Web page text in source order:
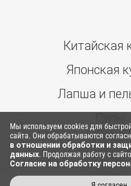
Китайская
Японская
Лапша и
Ким
Соусы
Мы используем cookies для
сайта. Они обрабатываются
в отношении обработки и
данных. Продолжая работу с
Согласие на обработку